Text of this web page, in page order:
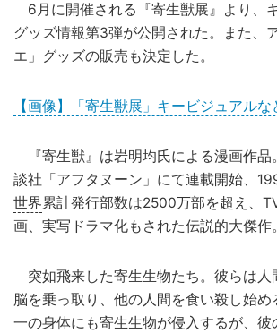
6月に開催される『寄生獣展』より、
グッズ情報第3弾が公開された。また、
エ」グッズの販売も決定した。
【画像】「寄生獣展」キービジュアルな
『寄生獣』は岩明均氏による漫画作品
談社「アフタヌーン」にて連載開始、
世界累計発行部数は2500万部を超え、
画、実写ドラマ化もされた伝説的大傑作。
突如飛来した寄生生物たち。彼らは人
脳を乗っ取り、他の人間を食い殺し始
一の身体にも寄生生物が侵入するが、彼